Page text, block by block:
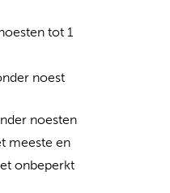
tot 1
noest
noesten
meeste en
onbeperkt